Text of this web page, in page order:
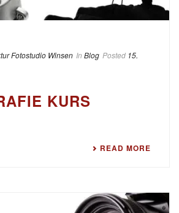
Fotostudio Winsen In Blog Posted 15.
KURS
READ MORE